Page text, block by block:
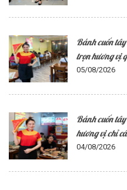
Bánh cuốn tây
trọn hương vị
05/08/2026
Bánh cuốn
hương vị chỉ
04/08/2026